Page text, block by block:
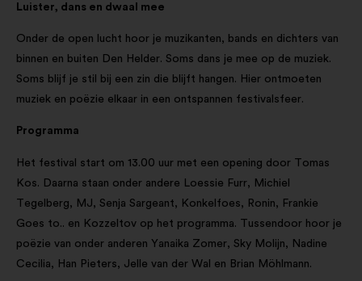
Luister, dans en dwaal mee
Onder de open lucht hoor je muzikanten, bands en dichters van
binnen en buiten Den Helder. Soms dans je mee op de muziek.
Soms blijf je stil bij een zin die blijft hangen. Hier ontmoeten
muziek en poëzie elkaar in een ontspannen festivalsfeer.
Programma
Het festival start om 13.00 uur met een opening door Tomas
Kos. Daarna staan onder andere Loessie Furr, Michiel
Tegelberg, MJ, Senja Sargeant, Konkelfoes, Ronin, Frankie
Goes to.. en Kozzeltov op het programma. Tussendoor hoor je
poëzie van onder anderen Yanaika Zomer, Sky Molijn, Nadine
Cecilia, Han Pieters, Jelle van der Wal en Brian Möhlmann.